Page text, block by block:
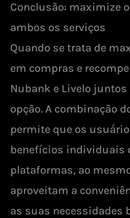
Conclusão: maximize
ambos os serviços
Quando se trata de
em compras e
Nubank e Livelo
opção. A combinação
permite que os
benefícios individuais
plataformas, ao
aproveitam a
as suas necessidades